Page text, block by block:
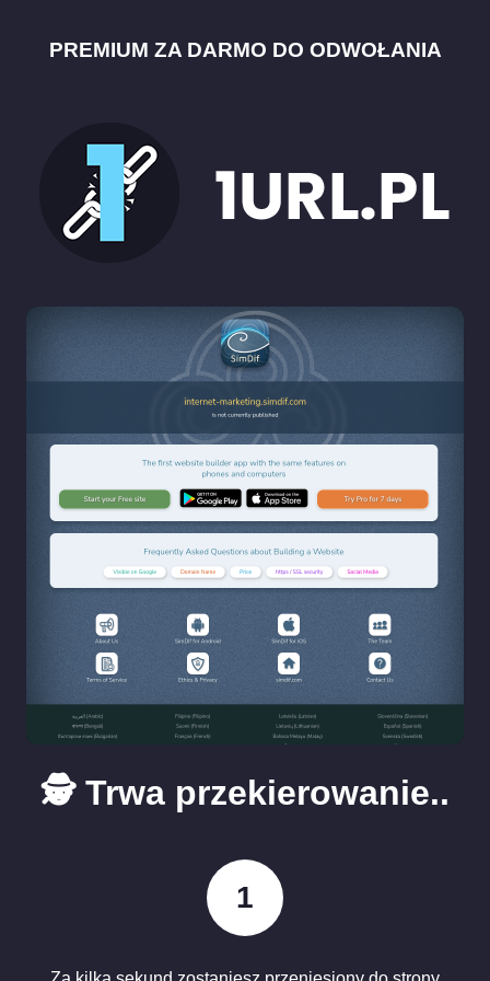
PREMIUM ZA DARMO DO ODWOŁANIA
🕵️ Trwa przekierowanie..
1